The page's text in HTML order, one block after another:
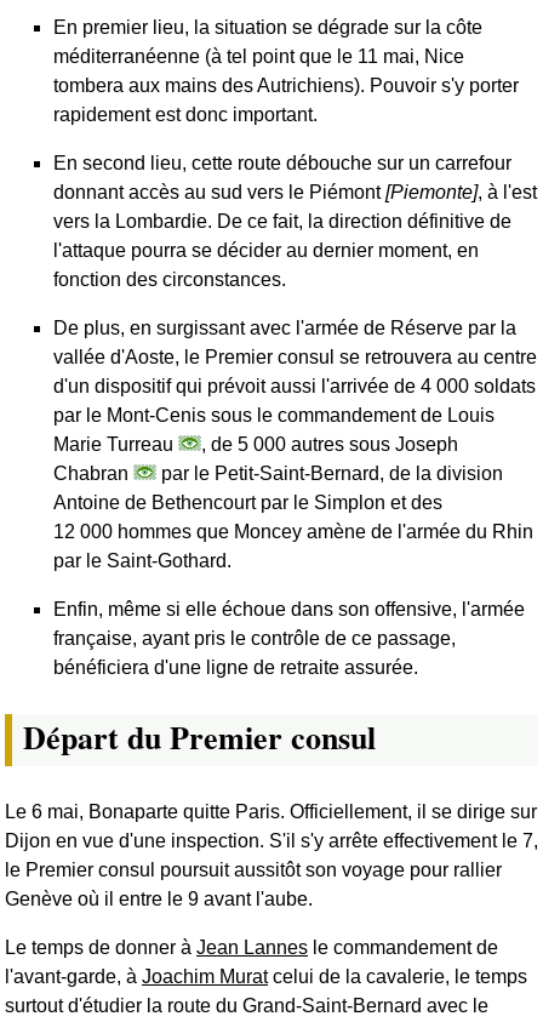
En premier lieu, la situation se dégrade sur la côte
méditerranéenne (à tel point que le 11 mai, Nice
tombera aux mains des Autrichiens). Pouvoir s'y porter
rapidement est donc important.
En second lieu, cette route débouche sur un carrefour
donnant accès au sud vers le Piémont[Piemonte], à l'est
vers la Lombardie. De ce fait, la direction définitive de
l'attaque pourra se décider au dernier moment, en
fonction des circonstances.
De plus, en surgissant avec l'armée de Réserve par la
vallée d'Aoste, le Premier consul se retrouvera au centre
d'un dispositif qui prévoit aussi l'arrivée de 4 000 soldats
par le Mont-Cenis sous le commandement de Louis
Marie Turreau
, de 5 000 autres sous Joseph
Chabran
par le Petit-Saint-Bernard, de la division
Antoine de Bethencourt par le Simplon et des
12 000 hommes que Moncey amène de l'armée du Rhin
par le Saint-Gothard.
Enfin, même si elle échoue dans son offensive, l'armée
française, ayant pris le contrôle de ce passage,
bénéficiera d'une ligne de retraite assurée.
Départ du Premier consul
Le 6 mai, Bonaparte quitte Paris. Officiellement, il se dirige sur
Dijon en vue d'une inspection. S'il s'y arrête effectivement le 7,
le Premier consul poursuit aussitôt son voyage pour rallier
Genève où il entre le 9 avant l'aube.
Le temps de donner à Jean Lannes le commandement de
l'avant-garde, à Joachim Muratcelui de la cavalerie, le temps
surtout d'étudier la route du Grand-Saint-Bernard avec le